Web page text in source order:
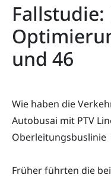
Fallstudie:
und 46
Wie haben die
Autobusai mit PTV
Oberleitungsbuslinie
Früher führten die